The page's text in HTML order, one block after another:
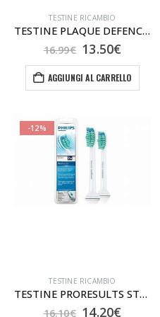
TESTINE RICAMBIO
TESTINE PLAQUE DEFENCE 2 Pezzi
16.99€ Il
prezzo
originale
era:
13.50€Il
prezzo
attuale
è:
AGGIUNGI AL CARRELLO
-12%
TESTINE RICAMBIO
TESTINE PRORESULTS STANDARD 2 Pezzi
16.10€ Il
14.20€Il